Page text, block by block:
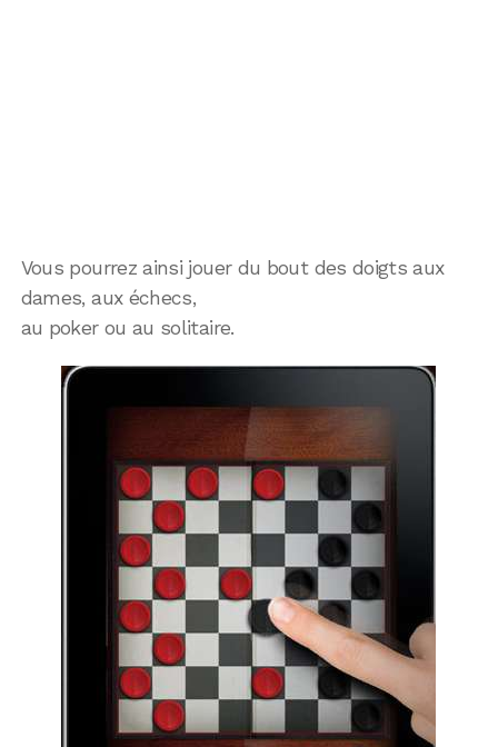
Vous pourrez ainsi jouer du bout des doigts aux
dames, aux échecs,
au poker ou au solitaire.